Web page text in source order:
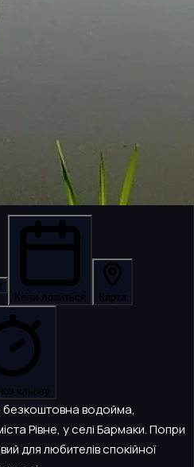
Коли ловиться
Карта
кльову
безкоштовна водойма,
Рівне, у селі Бармаки. Попри
для любителів спокійної